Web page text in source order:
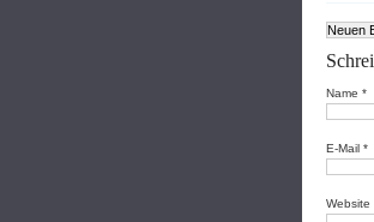
Name *
E-Mail *
Website